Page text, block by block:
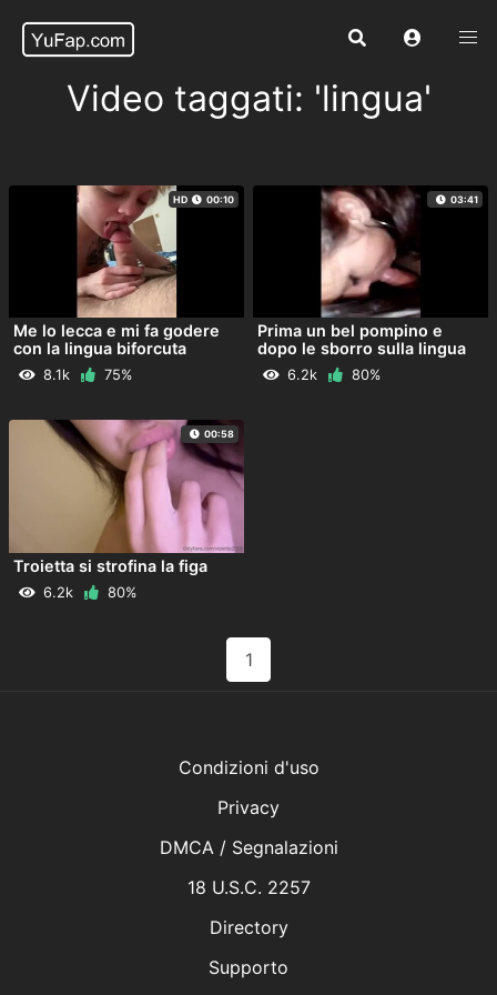
Video taggati: 'lingua'
HD 00:10
Me lo lecca e mi fa godere
con la lingua biforcuta
8.1k 75%
03:41
Prima un bel pompino e
dopo le sborro sulla lingua
6.2k 80%
00:58
Troietta si strofina la figa
6.2k 80%
1
Condizioni d'uso
Privacy
DMCA / Segnalazioni
18 U.S.C. 2257
Directory
Supporto